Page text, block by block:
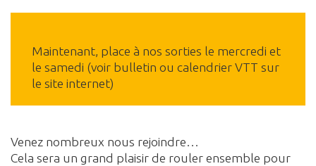
Maintenant, place à nos sorties le mercredi et
le samedi (voir bulletin ou calendrier VTT sur
le site internet)
Venez nombreux nous rejoindre…
Cela sera un grand plaisir de rouler ensemble pour